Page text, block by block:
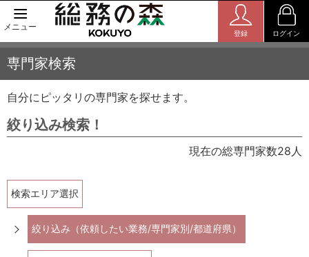
メニュー
登録 ログイン
専門家検索
自分にピッタリの専門家を探せます。
絞り込み検索！
現在の総専門家数28人
検索エリア選択
絞り込み（依頼したい業務/専門家別/都道府県）